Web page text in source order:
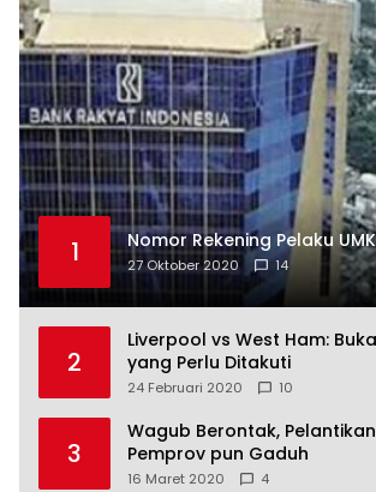
1 Nomor Rekening Pelaku
27 Oktober 2020 14
2
Liverpool vs West Ham:
yang Perlu Ditakuti
24 Februari 2020 10
3
Wagub Berontak,
Pemprov pun Gaduh
16 Maret 2020 4